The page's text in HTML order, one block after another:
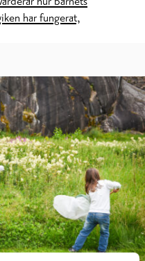
har fungerat,